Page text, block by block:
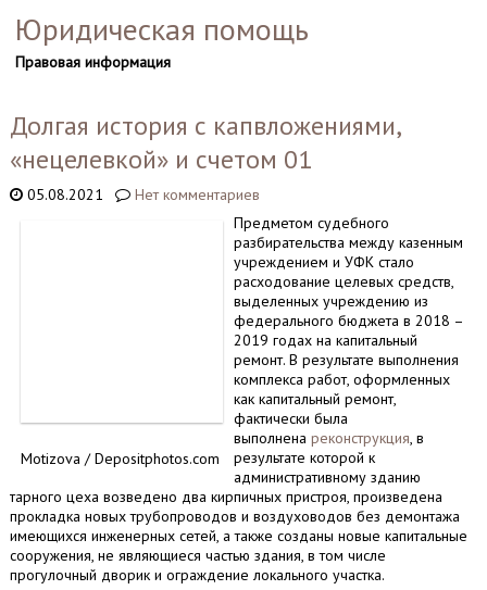
Юридическая помощь
Правовая информация
Долгая история с капвложениями,
«нецелевкой» и счетом 01
05.08.2021 Нет комментариев
Motizova / Depositphotos.com
Предметом судебного
разбирательства между казенным
учреждением и УФК стало
расходование целевых средств,
выделенных учреждению из
федерального бюджета в 2018 –
2019 годах на капитальный
ремонт. В результате выполнения
комплекса работ, оформленных
как капитальный ремонт,
фактически была
выполнена реконструкция, в
результате которой к
административному зданию
тарного цеха возведено два кирпичных пристроя, произведена
прокладка новых трубопроводов и воздуховодов без демонтажа
имеющихся инженерных сетей, а также созданы новые капитальные
сооружения, не являющиеся частью здания, в том числе
прогулочный дворик и ограждение локального участка.